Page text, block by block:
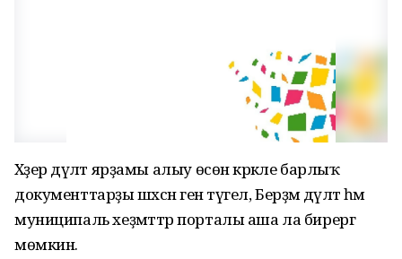
Хәҙер дәүләт ярҙамы алыу өсөн кәрәкле барлыҡ
документтарҙы шәхсән генә түгел, Берҙәм дәүләт һәм
муниципаль хеҙмәттәр порталы аша ла бирергә
мөмкин.